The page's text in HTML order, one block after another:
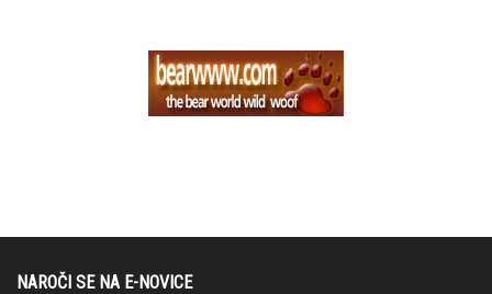
NAROČI SE NA E-NOVICE